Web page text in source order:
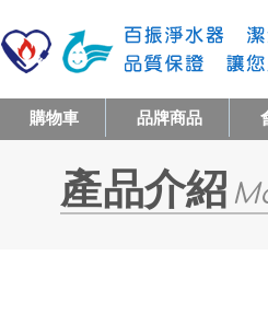
購物車 品牌商品
產品介紹